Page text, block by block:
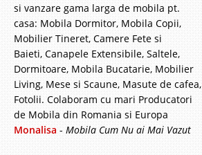
si vanzare gama larga de mobila pt.
casa: Mobila Dormitor, Mobila Copii,
Mobilier Tineret, Camere Fete si
Baieti, Canapele Extensibile, Saltele,
Dormitoare, Mobila Bucatarie, Mobilier
Living, Mese si Scaune, Masute de cafea,
Fotolii. Colaboram cu mari Producatori
de Mobila din Romania si Europa
Monalisa - Mobila Cum Nu ai Mai Vazut